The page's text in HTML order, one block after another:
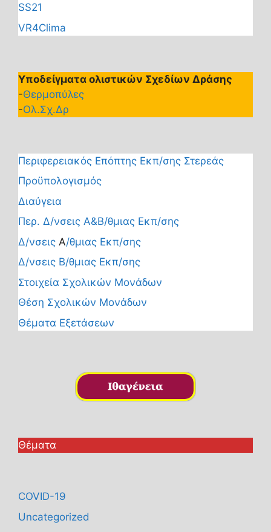
SS21
VR4Clima
Υποδείγματα ολιστικών Σχεδίων Δράσης
-Θερμοπύλες
-Ολ.Σχ.Δρ
Περιφερειακός Επόπτης Εκπ/σης Στερεάς
Προϋπολογισμός
Διαύγεια
Περ. Δ/νσεις Α&Β/θμιας Εκπ/σης
Δ/νσεις Α/θμιας Εκπ/σης
Δ/νσεις Β/θμιας Εκπ/σης
Στοιχεία Σχολικών Μονάδων
Θέση Σχολικών Μονάδων
Θέματα Εξετάσεων
Θέματα
COVID-19
Uncategorized